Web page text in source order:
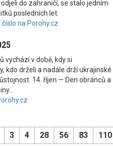
do zahraničí, se stalo jedním
posledních let.
na Porohy.cz
vychází v době, kdy si
kdo drželi a nadále drží ukrajinské
14. říjen — Den obránců a
3 4 28 56 83 110